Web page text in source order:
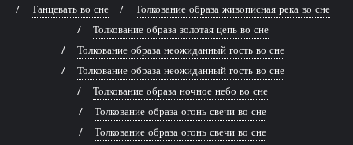
Танцевать во сне
Толкование образа живописная река во сне
Толкование образа золотая цепь во сне
Толкование образа неожиданный гость во сне
Толкование образа неожиданный гость во сне
Толкование образа ночное небо во сне
Толкование образа огонь свечи во сне
Толкование образа огонь свечи во сне